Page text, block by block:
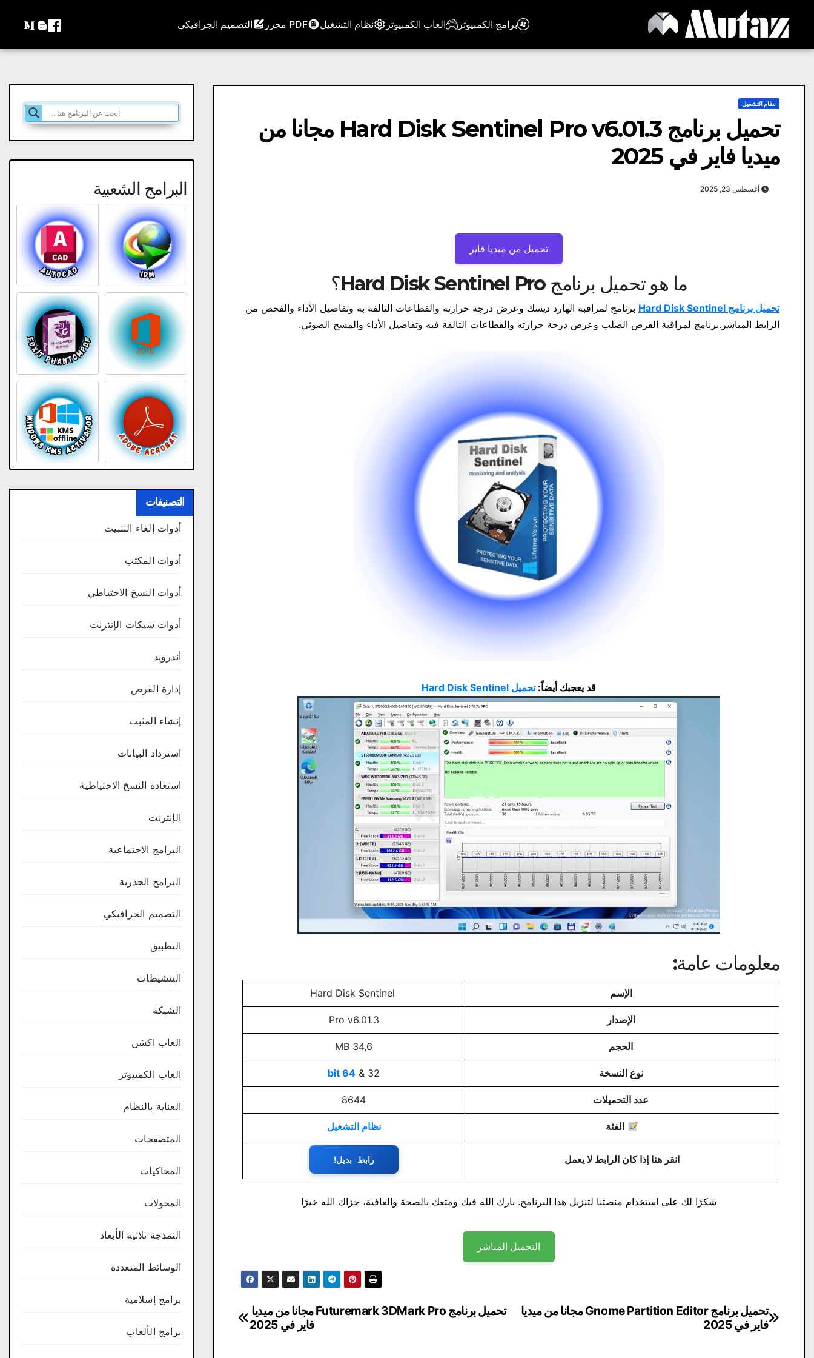
content
برامج الكمبيوتر العاب الكمبيوتر نظام التشغيل PDF محرر التصميم الجرافيكي
نظام التشغيل
تحميل برنامج Hard Disk Sentinel Pro v6.01.3 مجانا من
ميديا ​​فاير في 2025
أغسطس 23, 2025
تحميل من ميديا ​​فاير
ما هو تحميل برنامج Hard Disk Sentinel Pro؟
تحميل برنامج Hard Disk Sentinel
برنامج لمراقبة الهارد ديسك وعرض درجة حرارته والقطاعات التالفة به وتفاصيل الأداء والفحص من
الرابط المباشر.برنامج لمراقبة القرص الصلب وعرض درجة حرارته والقطاعات التالفة فيه وتفاصيل الأداء والمسح الضوئي.
قد يعجبك أيضاً:تحميل Hard Disk Sentinel
معلومات عامة:
الإسم
الإصدار Pro v6.01.3
الحجم 34,6 MB
نوع النسخة 32 &
64 bit
عدد التحميلات 8644
الفئة نظام التشغيل
انقر هنا إذا كان الرابط لا يعمل رابط بديل!
شكرًا لك على استخدام منصتنا لتنزيل هذا البرنامج. بارك الله فيك ومتعك بالصحة والعافية، جزاك الله خيرًا
التحميل المباشر
تصفّح
المقالات
تحميل برنامج Futuremark 3DMark Pro مجانا من ميديا ​​
فاير في 2025
تحميل برنامج Gnome Partition Editor مجانا من ميديا ​​
فاير في 2025
البرامج الشعبية
التصنيفات
أدوات إلغاء التثبيت
أدوات المكتب
أدوات النسخ الاحتياطي
أدوات شبكات الإنترنت
أندرويد
إدارة القرص
إنشاء المثبت
استرداد البيانات
استعادة النسخ الاحتياطية
الإنترنت
البرامج الاجتماعية
البرامج الجذرية
التصميم الجرافيكي
التطبيق
التنشيطات
الشبكة
العاب اكشن
العاب الكمبيوتر
العناية بالنظام
المتصفحات
المحاكيات
المحولات
النمذجة ثلاثية الأبعاد
الوسائط المتعددة
برامج إسلامية
برامج الألعاب